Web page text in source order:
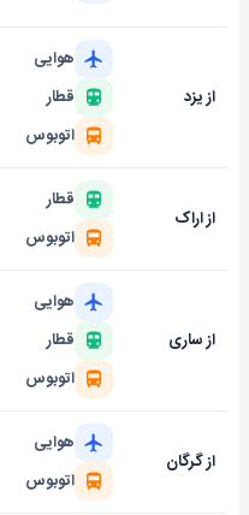
از یزد
هوایی
قطار
اتوبوس
از اراک
قطار
اتوبوس
از ساری
هوایی
قطار
اتوبوس
از گرگان
هوایی
اتوبوس